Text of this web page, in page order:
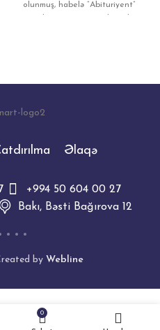
olunmuş, habelə “Abituriyent”
Əlaqə
+994 50 604 00 27
Bakı, Bəsti Bağırova 12
by Webline
0